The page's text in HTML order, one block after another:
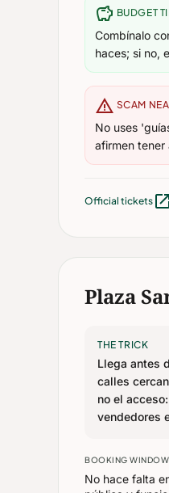
savings BUDGET
Combínalo
haces; si no,
warning SCAM
No uses
afirmen tener
Official tickets open_in_new
Plaza
THE TRICK
Llega antes
calles
no el
vendedores
BOOKING WINDOW
No hace falta